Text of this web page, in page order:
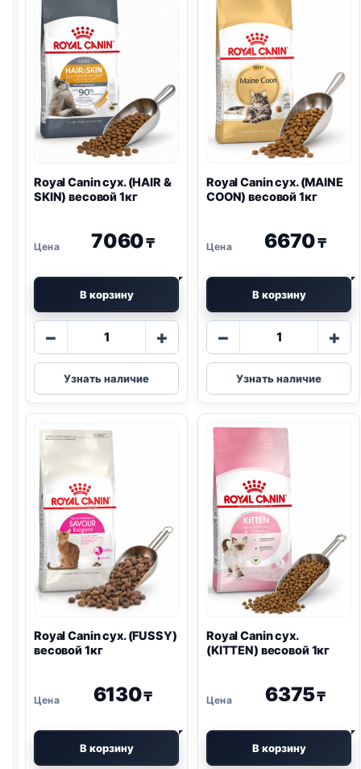
FIBRE)
2кг
Royal Canin сух. (HAIR &
SKIN) весовой 1кг
7060₸
В корзину
−
Количество
Royal
Canin
сух.
&
весовой
1кг
+
Узнать наличие
Royal Canin сух. (MAINE
COON) весовой 1кг
6670₸
В корзину
−
Количество
Royal
Canin
сух.
COON)
весовой
1кг
+
Узнать наличие
Royal Canin сух. (FUSSY)
весовой 1кг
6130₸
В корзину
Royal Canin сух.
(KITTEN) весовой 1кг
6375₸
В корзину